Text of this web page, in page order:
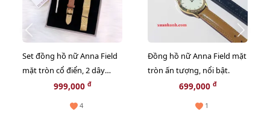
Set đồng hồ nữ Anna Field
mặt tròn cổ điển, 2 dây
#Gold/Cognac - 3283
999,000 đ
4
Đồng hồ nữ Anna Field mặt
tròn ấn tượng, nổi bật.
699,000 đ
1